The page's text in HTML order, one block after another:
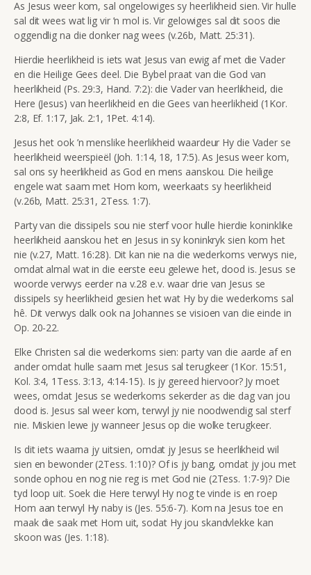
As Jesus weer kom, sal ongelowiges sy heerlikheid sien. Vir hulle
sal dit wees wat lig vir ’n mol is. Vir gelowiges sal dit soos die
oggendlig na die donker nag wees (v.26b, Matt. 25:31).
Hierdie heerlikheid is iets wat Jesus van ewig af met die Vader
en die Heilige Gees deel. Die Bybel praat van die God van
heerlikheid (Ps. 29:3, Hand. 7:2): die Vader van heerlikheid, die
Here (Jesus) van heerlikheid en die Gees van heerlikheid (1Kor.
2:8, Ef. 1:17, Jak. 2:1, 1Pet. 4:14).
Jesus het ook ’n menslike heerlikheid waardeur Hy die Vader se
heerlikheid weerspieël (Joh. 1:14, 18, 17:5). As Jesus weer kom,
sal ons sy heerlikheid as God en mens aanskou. Die heilige
engele wat saam met Hom kom, weerkaats sy heerlikheid
(v.26b, Matt. 25:31, 2Tess. 1:7).
Party van die dissipels sou nie sterf voor hulle hierdie koninklike
heerlikheid aanskou het en Jesus in sy koninkryk sien kom het
nie (v.27, Matt. 16:28). Dit kan nie na die wederkoms verwys nie,
omdat almal wat in die eerste eeu gelewe het, dood is. Jesus se
woorde verwys eerder na v.28 e.v. waar drie van Jesus se
dissipels sy heerlikheid gesien het wat Hy by die wederkoms sal
hê. Dit verwys dalk ook na Johannes se visioen van die einde in
Op. 20-22.
Elke Christen sal die wederkoms sien: party van die aarde af en
ander omdat hulle saam met Jesus sal terugkeer (1Kor. 15:51,
Kol. 3:4, 1Tess. 3:13, 4:14-15). Is jy gereed hiervoor? Jy moet
wees, omdat Jesus se wederkoms sekerder as die dag van jou
dood is. Jesus sal weer kom, terwyl jy nie noodwendig sal sterf
nie. Miskien lewe jy wanneer Jesus op die wolke terugkeer.
Is dit iets waarna jy uitsien, omdat jy Jesus se heerlikheid wil
sien en bewonder (2Tess. 1:10)? Of is jy bang, omdat jy jou met
sonde ophou en nog nie reg is met God nie (2Tess. 1:7-9)? Die
tyd loop uit. Soek die Here terwyl Hy nog te vinde is en roep
Hom aan terwyl Hy naby is (Jes. 55:6-7). Kom na Jesus toe en
maak die saak met Hom uit, sodat Hy jou skandvlekke kan
skoon was (Jes. 1:18).